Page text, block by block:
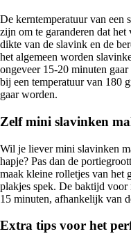
De kerntemperatuur van een
zijn om te garanderen dat
dikte van de slavink en de
het algemeen worden
ongeveer 15-20 minuten
bij een temperatuur van 180
gaar worden.
Zelf mini slavinken
Wil je liever mini slavinken
hapje? Pas dan de
maak kleine rolletjes van het
plakjes spek. De baktijd voor
15 minuten, afhankelijk van
Extra tips voor het